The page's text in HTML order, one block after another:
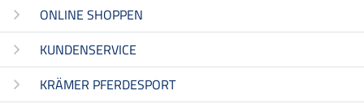
ONLINE SHOPPEN
KUNDENSERVICE
KRÄMER PFERDESPORT